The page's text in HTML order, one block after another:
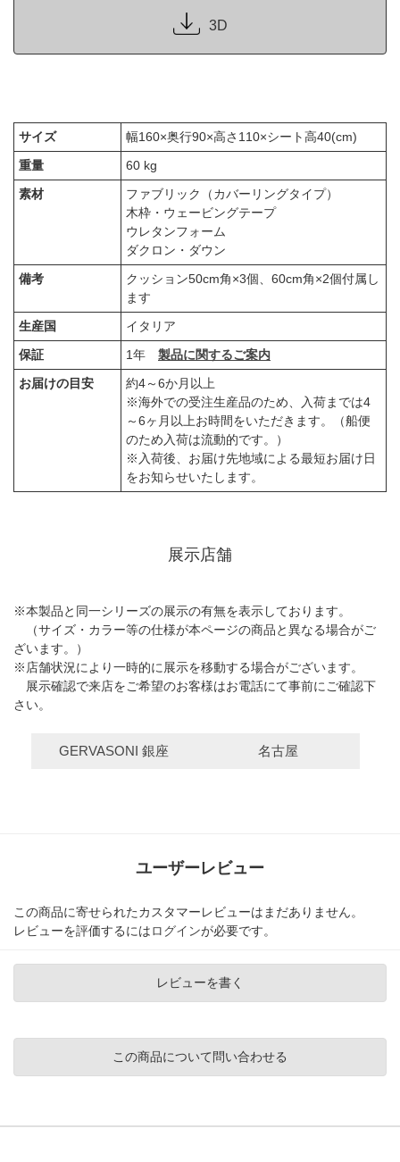
3D
サイズ
幅160×奥行90×高さ110×シート高40(cm)
重量
60 kg
素材
ファブリック（カバーリングタイプ）
木枠・ウェービングテープ
ウレタンフォーム
ダクロン・ダウン
備考
クッション50cm角×3個、60cm角×2個付属し
ます
生産国
イタリア
保証
1年 製品に関するご案内
お届けの目安
約4～6か月以上
※海外での受注生産品のため、入荷までは4
～6ヶ月以上お時間をいただきます。（船便
のため入荷は流動的です。）
※入荷後、お届け先地域による最短お届け日
をお知らせいたします。
展示店舗
※本製品と同一シリーズの展示の有無を表示しております。
（サイズ・カラー等の仕様が本ページの商品と異なる場合がご
ざいます。）
※店舗状況により一時的に展示を移動する場合がございます。
展示確認で来店をご希望のお客様はお電話にて事前にご確認下
さい。
GERVASONI 銀座 名古屋
ユーザーレビュー
この商品に寄せられたカスタマーレビューはまだありません。
レビューを評価するにはログインが必要です。
レビューを書く
この商品について問い合わせる